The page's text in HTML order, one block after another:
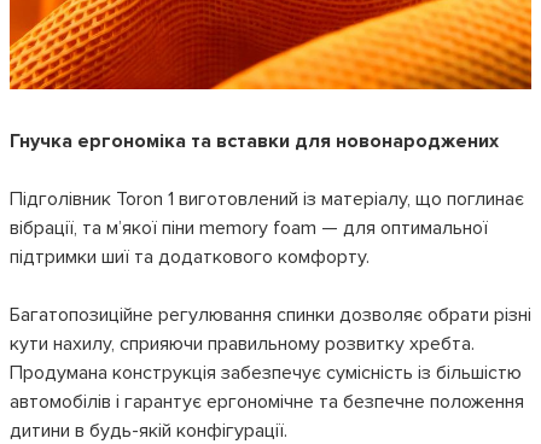
Гнучка ергономіка та вставки для новонароджених
Підголівник Toron 1 виготовлений із матеріалу, що поглинає
вібрації, та м’якої піни memory foam — для оптимальної
підтримки шиї та додаткового комфорту.
Багатопозиційне регулювання спинки дозволяє обрати різні
кути нахилу, сприяючи правильному розвитку хребта.
Продумана конструкція забезпечує сумісність із більшістю
автомобілів і гарантує ергономічне та безпечне положення
дитини в будь-якій конфігурації.